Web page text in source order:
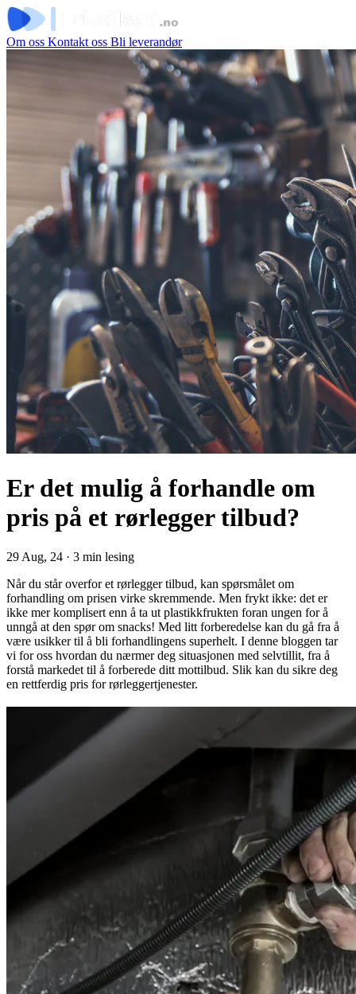
Om oss Kontakt oss Bli leverandør
Er det mulig å forhandle om
pris på et rørlegger tilbud?
29 Aug, 24 · 3 min lesing
Når du står overfor et rørlegger tilbud, kan spørsmålet om
forhandling om prisen virke skremmende. Men frykt ikke: det er
ikke mer komplisert enn å ta ut plastikkfrukten foran ungen for å
unngå at den spør om snacks! Med litt forberedelse kan du gå fra å
være usikker til å bli forhandlingens superhelt. I denne bloggen tar
vi for oss hvordan du nærmer deg situasjonen med selvtillit, fra å
forstå markedet til å forberede ditt mottilbud. Slik kan du sikre deg
en rettferdig pris for rørleggertjenester.